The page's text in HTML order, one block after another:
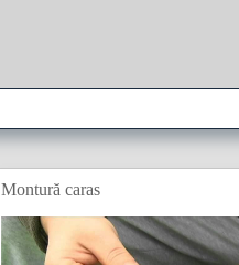
Montură caras